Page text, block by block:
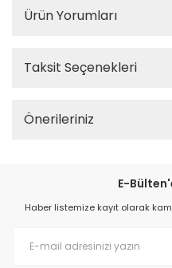
Ürün Yorumları
Taksit Seçenekleri
Önerileriniz
E-
Haber listemize kayıt olarak